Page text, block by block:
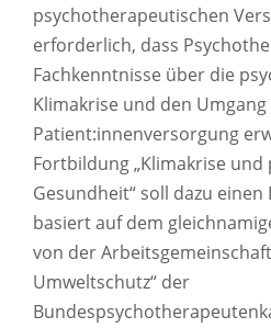
psychotherapeutischen
erforderlich, dass
Fachkenntnisse über die
Klimakrise und den
Patient:innenversorgung
Fortbildung „Klimakrise und
Gesundheit“ soll dazu einen
basiert auf dem
von der
Umweltschutz“ der